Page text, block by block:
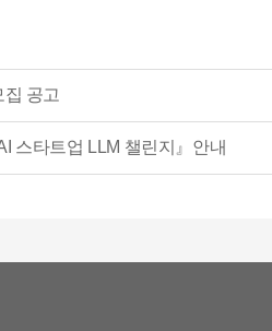
공고
스타트업 LLM 챌린지』안내